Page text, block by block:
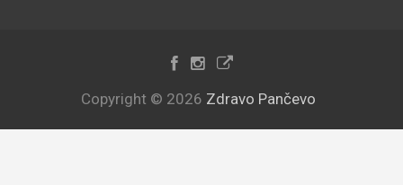
Copyright © 2026 Zdravo Pančevo